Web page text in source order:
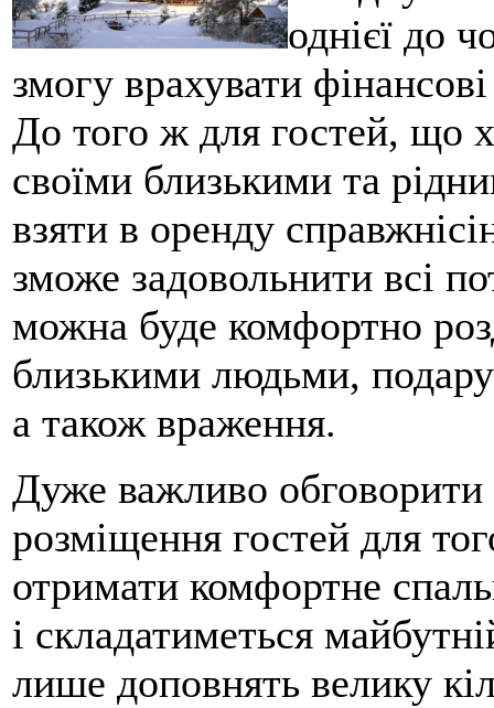
однієї до
змогу врахувати
До того ж для гостей, що
своїми близькими та
взяти в оренду
зможе задовольнити всі
можна буде комфортно
близькими людьми,
а також враження.
Дуже важливо обговорити
розміщення гостей для
отримати комфортне
і складатиметься
лише доповнять велику